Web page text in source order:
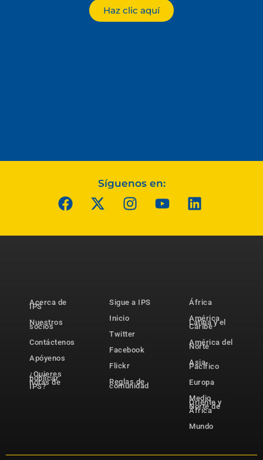
Haz clic aquí
Síguenos en:
Acerca de
IPS
Nuestros
socios
Contáctenos
Apóyenos
¿Quieres
publicar
notas de
IPS?
Sigue a IPS
Inicio
Twitter
Facebook
Flickr
Reglas de
comunidad
África
América
Latina y el
Caribe
América del
Norte
Asia-
Pacífico
Europa
Medio
Oriente y
Norte de
África
Mundo